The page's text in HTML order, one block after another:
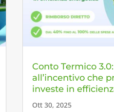
Conto Termico
all’incentivo che
investe in
Ott 30, 2025